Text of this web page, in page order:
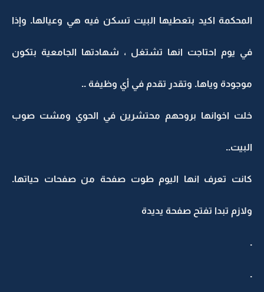
المحكمة اكيد بتعطيها البيت تسكن فيه هي وعيالها. وإذا
في يوم احتاجت انها تشتغل ، شهادتها الجامعية بتكون
موجودة وياها. وتقدر تقدم في أي وظيفة ..
خلت اخوانها بروحهم محتشرين في الحوي ومشت صوب
البيت..
كانت تعرف انها اليوم طوت صفحة من صفحات حياتها.
ولازم تبدا تفتح صفحة يديدة
.
.